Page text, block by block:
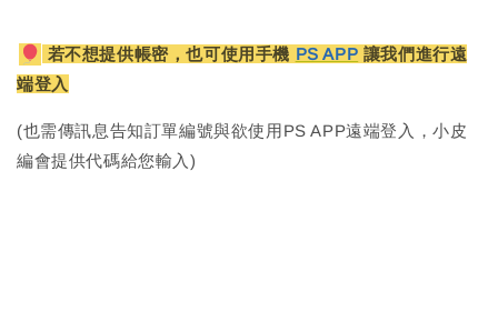
若不想提供帳密，也可使用手機 PS APP 讓我們進行遠
端登入
(也需傳訊息告知訂單編號與欲使用PS APP遠端登入，小皮
編會提供代碼給您輸入)